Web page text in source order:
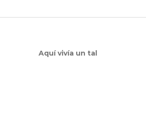
Aquí vivía un tal